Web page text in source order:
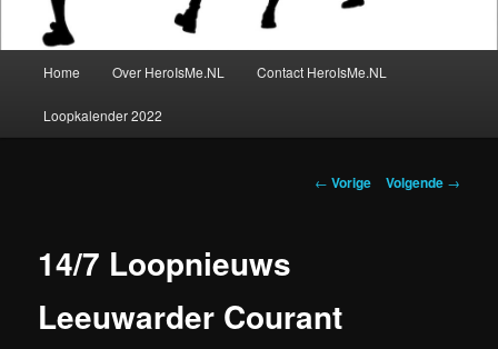
Home Over HeroIsMe.NL Contact HeroIsMe.NL
Loopkalender 2022
Berichtnavigatie
← Vorige Volgende →
14/7 Loopnieuws
Leeuwarder Courant